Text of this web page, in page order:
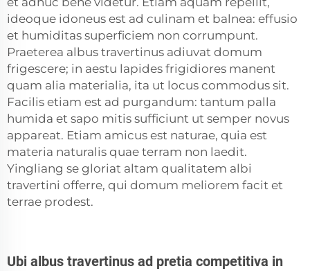
ideoque idoneus est ad culinam et balnea: effusio
et humiditas superficiem non corrumpunt.
Praeterea albus travertinus adiuvat domum
frigescere; in aestu lapides frigidiores manent
quam alia materialia, ita ut locus commodus sit.
Facilis etiam est ad purgandum: tantum palla
humida et sapo mitis sufficiunt ut semper novus
appareat. Etiam amicus est naturae, quia est
materia naturalis quae terram non laedit.
Yingliang se gloriat altam qualitatem albi
travertini offerre, qui domum meliorem facit et
terrae prodest.
Ubi albus travertinus ad pretia competitiva in